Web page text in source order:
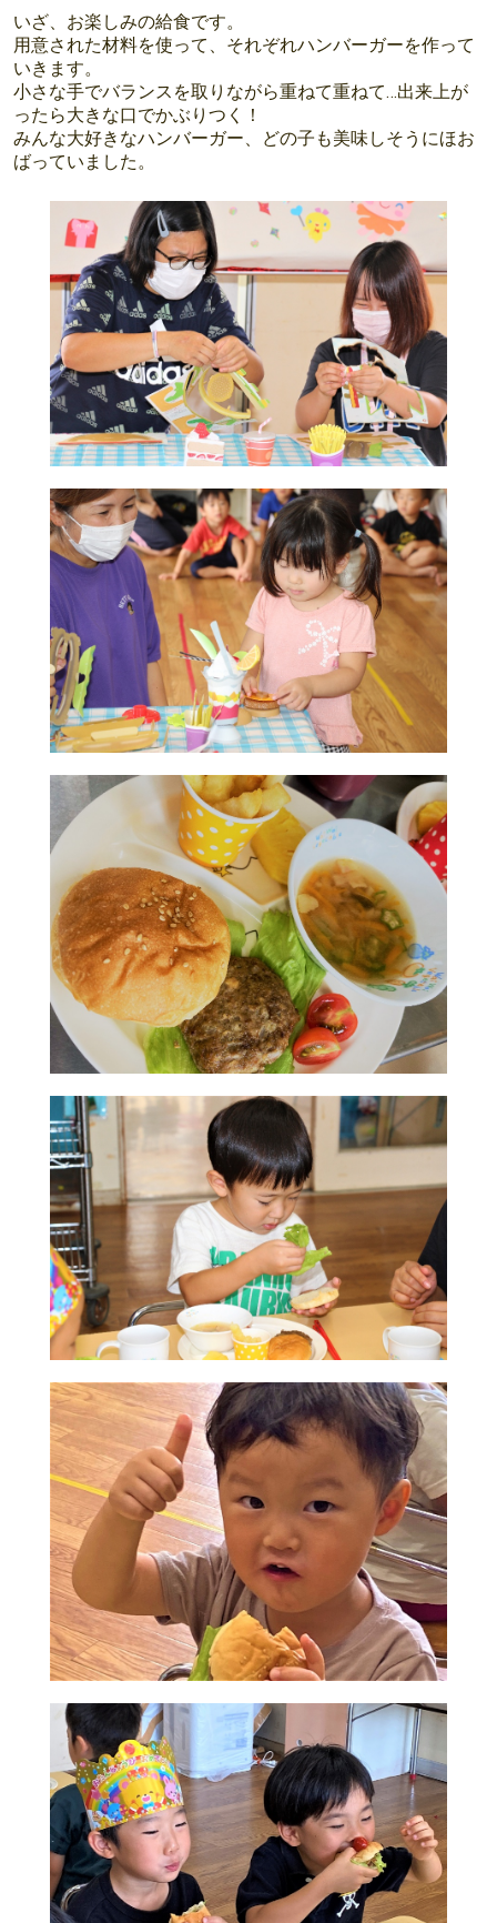
いざ、お楽しみの給食です。
用意された材料を使って、それぞれハンバーガーを作って
いきます。
小さな手でバランスを取りながら重ねて重ねて…出来上が
ったら大きな口でかぶりつく！
みんな大好きなハンバーガー、どの子も美味しそうにほお
ばっていました。